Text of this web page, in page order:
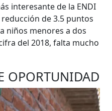
interesante de la ENDI
de 3.5 puntos
niños menores a dos
del 2018, falta mucho
OPORTUNIDAD